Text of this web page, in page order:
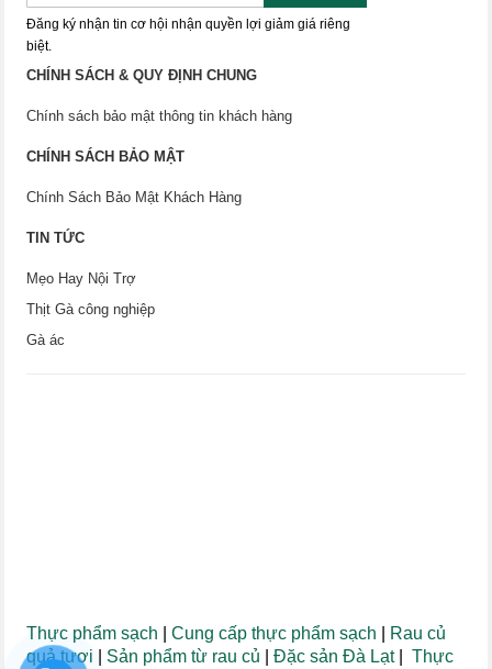
Đăng ký nhận tin cơ hội nhận quyền lợi giảm giá riêng
biệt.
CHÍNH SÁCH & QUY ĐỊNH CHUNG
Chính sách bảo mật thông tin khách hàng
CHÍNH SÁCH BẢO MẬT
Chính Sách Bảo Mật Khách Hàng
TIN TỨC
Mẹo Hay Nội Trợ
Thịt Gà công nghiệp
Gà ác
Thực phẩm sạch |Cung cấp thực phẩm sạch
Rau củ
quả tươi
Sản phẩm từ rau củ |Đặc sản Đà Lạt|Thực